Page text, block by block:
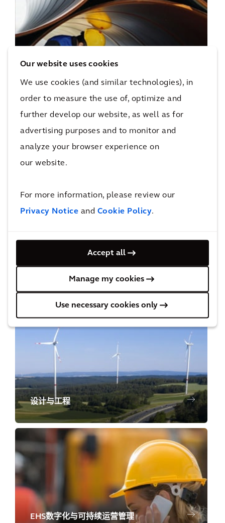
Our website uses cookies
We use cookies (and similar technologies), in
order to measure the use of, optimize and
further develop our website, as well as for
advertising purposes and to monitor and
analyze your browser experience on
our website.
For more information, please review our
Privacy Notice and Cookie Policy.
Accept all
Manage my cookies
Use necessary cookies only
设计与工程
EHS数字化与可持续运营管理